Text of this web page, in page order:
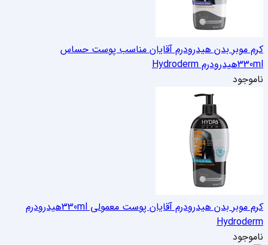
کرم موبر بدن هیدرودرم آقایان مناسب پوست حساس
330mlهیدرودرم Hydroderm
ناموجود
کرم موبر بدن هیدرودرم آقایان پوست معمولی 330ml
هیدرودرم
Hydroderm
ناموجود